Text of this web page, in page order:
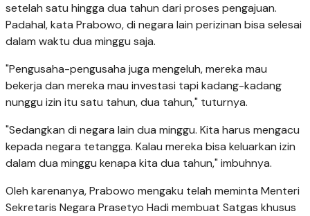
setelah satu hingga dua tahun dari proses pengajuan.
Padahal, kata Prabowo, di negara lain perizinan bisa selesai
dalam waktu dua minggu saja.
"Pengusaha-pengusaha juga mengeluh, mereka mau
bekerja dan mereka mau investasi tapi kadang-kadang
nunggu izin itu satu tahun, dua tahun," tuturnya.
"Sedangkan di negara lain dua minggu. Kita harus mengacu
kepada negara tetangga. Kalau mereka bisa keluarkan izin
dalam dua minggu kenapa kita dua tahun," imbuhnya.
Oleh karenanya, Prabowo mengaku telah meminta Menteri
Sekretaris Negara Prasetyo Hadi membuat Satgas khusus